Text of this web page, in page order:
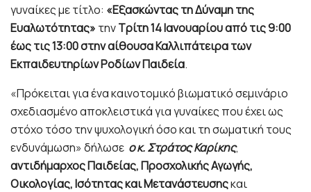
γυναίκες με τίτλο: «Εξασκώντας τη Δύναμη της
Ευαλωτότητας» τηνΤρίτη 14 Ιανουαρίου από τις 9:00
έως τις 13:00 στην αίθουσα Καλλιπάτειρα των
Εκπαιδευτηρίων Ροδίων Παιδεία.
«Πρόκειται για ένα καινοτομικό βιωματικό σεμινάριο
σχεδιασμένο αποκλειστικά για γυναίκες που έχει ως
στόχο τόσο την ψυχολογική όσο και τη σωματική τους
ενδυνάμωση» δήλωσε ο κ. Στράτος Καρίκης,
αντιδήμαρχος Παιδείας, Προσχολικής Αγωγής,
Οικολογίας, Ισότητας και Μετανάστευσηςκαι